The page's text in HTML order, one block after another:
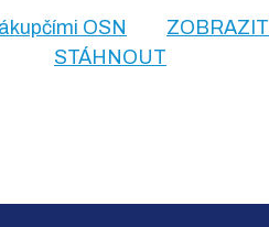
OSN
STÁHNOUT
ZOBRAZIT